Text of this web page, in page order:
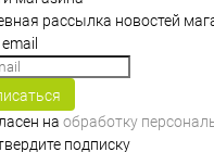
В наличии
рассылка новостей
на обработку